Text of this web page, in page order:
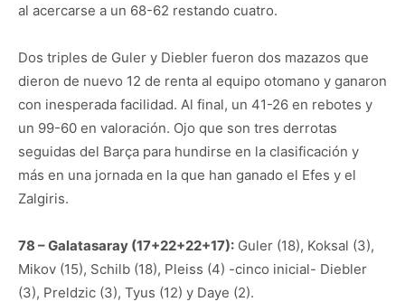
al acercarse a un 68-62 restando cuatro.
Dos triples de Guler y Diebler fueron dos mazazos que
dieron de nuevo 12 de renta al equipo otomano y ganaron
con inesperada facilidad. Al final, un 41-26 en rebotes y
un 99-60 en valoración. Ojo que son tres derrotas
seguidas del Barça para hundirse en la clasificación y
más en una jornada en la que han ganado el Efes y el
Zalgiris.
78 – Galatasaray (17+22+22+17): Guler (18), Koksal (3),
Mikov (15), Schilb (18), Pleiss (4) -cinco inicial- Diebler
(3), Preldzic (3), Tyus (12) y Daye (2).